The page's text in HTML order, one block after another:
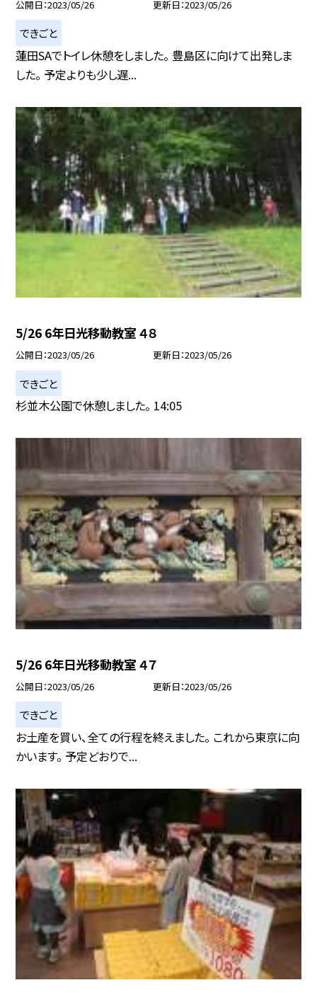
公開日 2023/05/26 更新日 2023/05/26
できごと
蓮田SAでトイレ休憩をしました。 豊島区に向けて出発しま
した。 予定よりも少し遅...
5/26 6年日光移動教室 ４８
公開日 2023/05/26 更新日 2023/05/26
できごと
杉並木公園で休憩しました。 14:05
5/26 6年日光移動教室 ４７
公開日 2023/05/26 更新日 2023/05/26
できごと
お土産を買い、全ての行程を終えました。 これから東京に向
かいます。 予定どおりで...